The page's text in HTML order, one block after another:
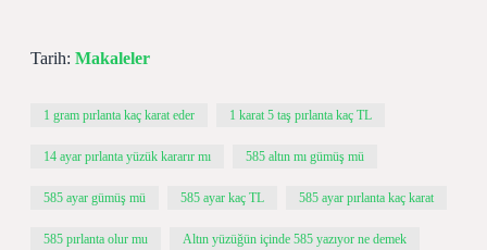
Tarih: Makaleler
1 gram pırlanta kaç karat eder 1 karat 5 taş pırlanta kaç TL
14 ayar pırlanta yüzük kararır mı 585 altın mı gümüş mü
585 ayar gümüş mü 585 ayar kaç TL 585 ayar pırlanta kaç karat
585 pırlanta olur mu Altın yüzüğün içinde 585 yazıyor ne demek